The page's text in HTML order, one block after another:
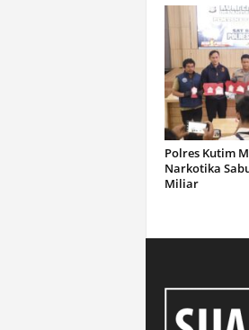
Polres Kutim
Narkotika
Miliar